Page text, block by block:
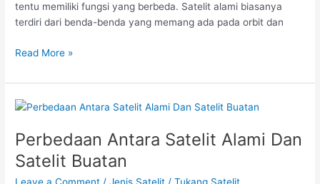
tentu memiliki fungsi yang berbeda. Satelit alami biasanya
terdiri dari benda-benda yang memang ada pada orbit dan
Read More »
Perbedaan Antara Satelit Alami Dan
Satelit Buatan
Perbedaan
Satelit
Alami
Dan